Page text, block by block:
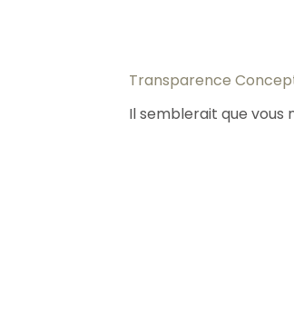
Transparence
Il semblerait que vous